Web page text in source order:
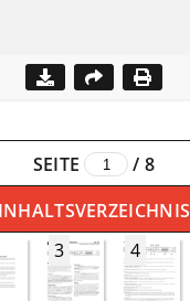
SEITE / 8
INHALTSVERZEICHNIS
3 4